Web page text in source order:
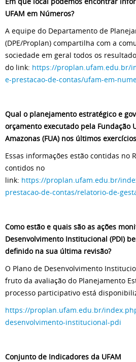
UFAM em Números?
A equipe do Departamento de
(DPE/Proplan) compartilha com a
sociedade em geral todos os
do link: https://proplan.ufam.edu.br/
e-prestacao-de-contas/ufam-em-
Qual o planejamento estratégico e
orçamento executado pela Fundação
Amazonas (FUA) nos últimos
Essas informações estão contidas no
contidos no
link: https://proplan.ufam.edu.br/
prestacao-de-contas/relatorio-de-
Como estão e quais são as ações
Desenvolvimento Institucional (PDI)
definido na sua última revisão?
O Plano de Desenvolvimento
fruto da avaliação do Planejamento
processo participativo está
https://proplan.ufam.edu.br/
desenvolvimento-institucional-pdi
Conjunto de Indicadores da UFAM